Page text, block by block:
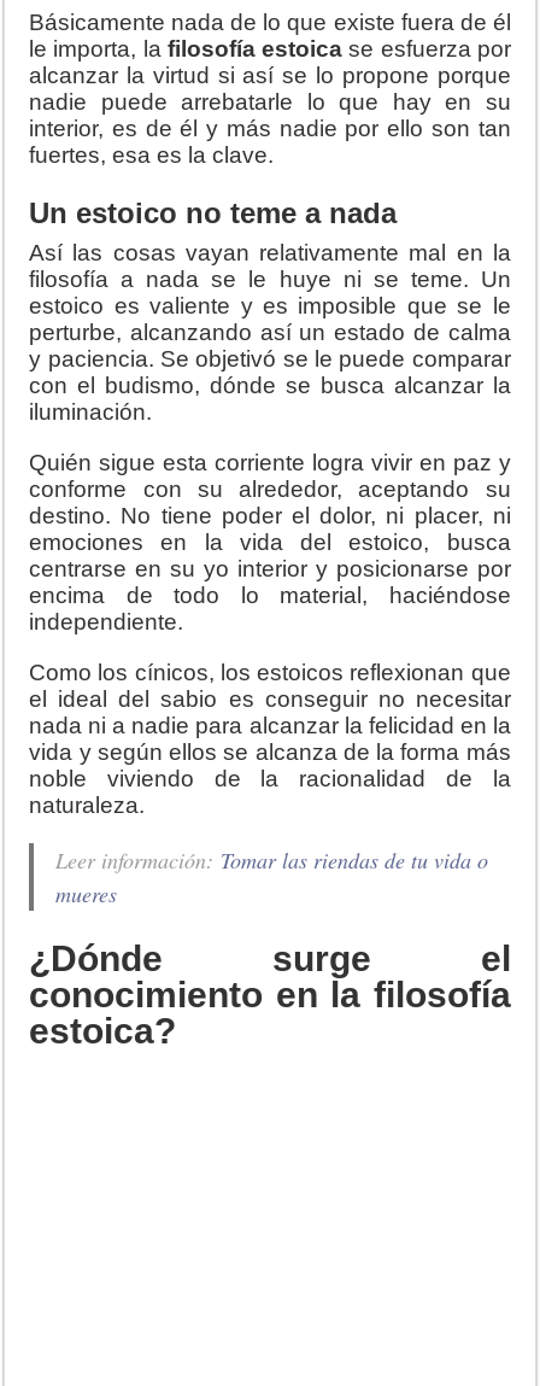
Básicamente nada de lo que existe fuera de él
le importa, la filosofía estoica se esfuerza por
alcanzar la virtud si así se lo propone porque
nadie puede arrebatarle lo que hay en su
interior, es de él y más nadie por ello son tan
fuertes, esa es la clave.
Un estoico no teme a nada
Así las cosas vayan relativamente mal en la
filosofía a nada se le huye ni se teme. Un
estoico es valiente y es imposible que se le
perturbe, alcanzando así un estado de calma
y paciencia. Se objetivó se le puede comparar
con el budismo, dónde se busca alcanzar la
iluminación.
Quién sigue esta corriente logra vivir en paz y
conforme con su alrededor, aceptando su
destino. No tiene poder el dolor, ni placer, ni
emociones en la vida del estoico, busca
centrarse en su yo interior y posicionarse por
encima de todo lo material, haciéndose
independiente.
Como los cínicos, los estoicos reflexionan que
el ideal del sabio es conseguir no necesitar
nada ni a nadie para alcanzar la felicidad en la
vida y según ellos se alcanza de la forma más
noble viviendo de la racionalidad de la
naturaleza.
Leer información: Tomar las riendas de tu vida o
mueres
¿Dónde surge el
conocimiento en la filosofía
estoica?